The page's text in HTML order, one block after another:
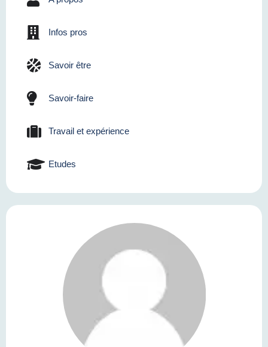
Infos pros
Savoir être
Savoir-faire
Travail et expérience
Etudes